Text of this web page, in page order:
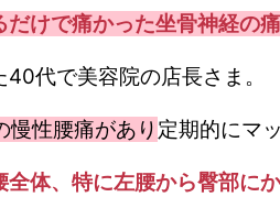
だけで痛かった坐骨神経の
代で美容院の店長さま。
慢性腰痛があり 定期的にマ
全体、特に左腰から臀部に